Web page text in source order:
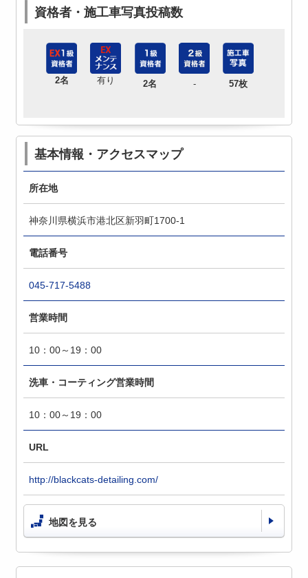
資格者・施工車写真投稿数
2名 有り 2名 - 57枚
基本情報・アクセスマップ
所在地
神奈川県横浜市港北区新羽町1700-1
電話番号
045-717-5488
営業時間
10：00～19：00
洗車・コーティング営業時間
10：00～19：00
URL
http://blackcats-detailing.com/
地図を見る